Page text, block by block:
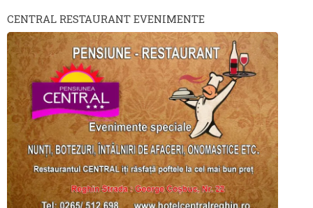
CENTRAL RESTAURANT EVENIMENTE